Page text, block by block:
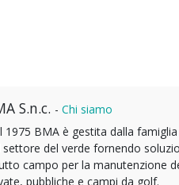
S.n.c. - Chi siamo
1975 BMA è gestita dalla
settore del verde fornendo
campo per la manutenzione
pubbliche e campi da golf.